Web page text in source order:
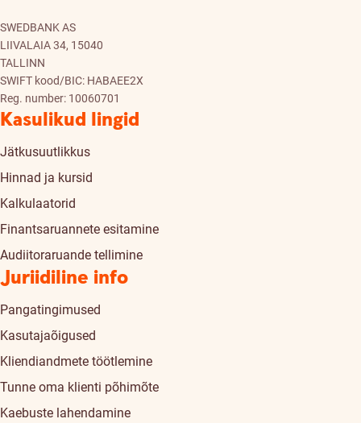
SWEDBANK AS
LIIVALAIA 34, 15040
TALLINN
SWIFT kood/BIC: HABAEE2X
Reg. number: 10060701
Kasulikud lingid
Jätkusuutlikkus
Hinnad ja kursid
Kalkulaatorid
Finantsaruannete esitamine
Audiitoraruande tellimine
Juriidiline info
Pangatingimused
Kasutajaõigused
Kliendiandmete töötlemine
Tunne oma klienti põhimõte
Kaebuste lahendamine